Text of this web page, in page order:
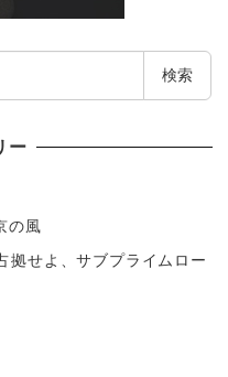
検索
ー
の風
拠せよ、サブプライムロー